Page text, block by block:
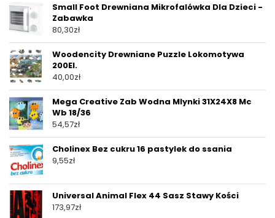
Small Foot Drewniana Mikrofalówka Dla Dzieci -
Zabawka
80,30zł
Woodencity Drewniane Puzzle Lokomotywa
200El.
40,00zł
Mega Creative Zab Wodna Mlynki 31X24X8 Mc
Wb 18/36
54,57zł
Cholinex Bez cukru 16 pastylek do ssania
9,55zł
Universal Animal Flex 44 Sasz Stawy Kości
173,97zł